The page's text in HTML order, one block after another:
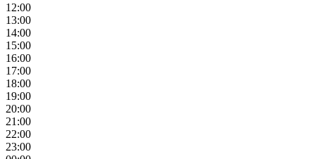
12:00
13:00
14:00
15:00
16:00
17:00
18:00
19:00
20:00
21:00
22:00
23:00